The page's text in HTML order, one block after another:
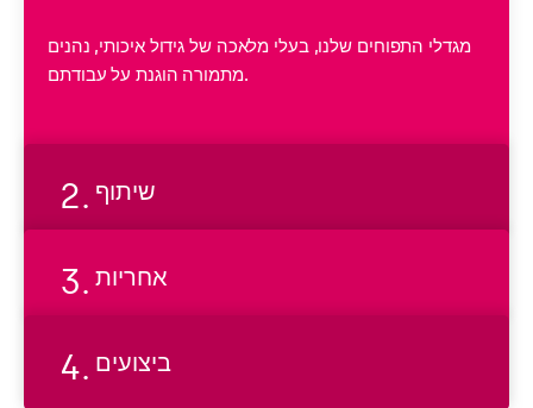
ב
י
מגדלי התפוחים שלנו, בעלי מלאכה של גידול איכותי, נהנים
מתמורה הוגנת על עבודתם.
שיתוף
אחריות
ביצועים